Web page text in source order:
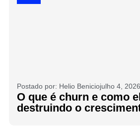
Postado por: Helio Beniciojulho 4, 2026
O que é churn e como
destruindo o